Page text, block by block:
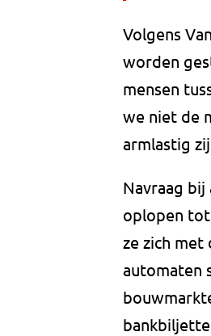
Volgens
worden
mensen
we niet de
armlastig
Navraag
oplopen
ze zich
automaten